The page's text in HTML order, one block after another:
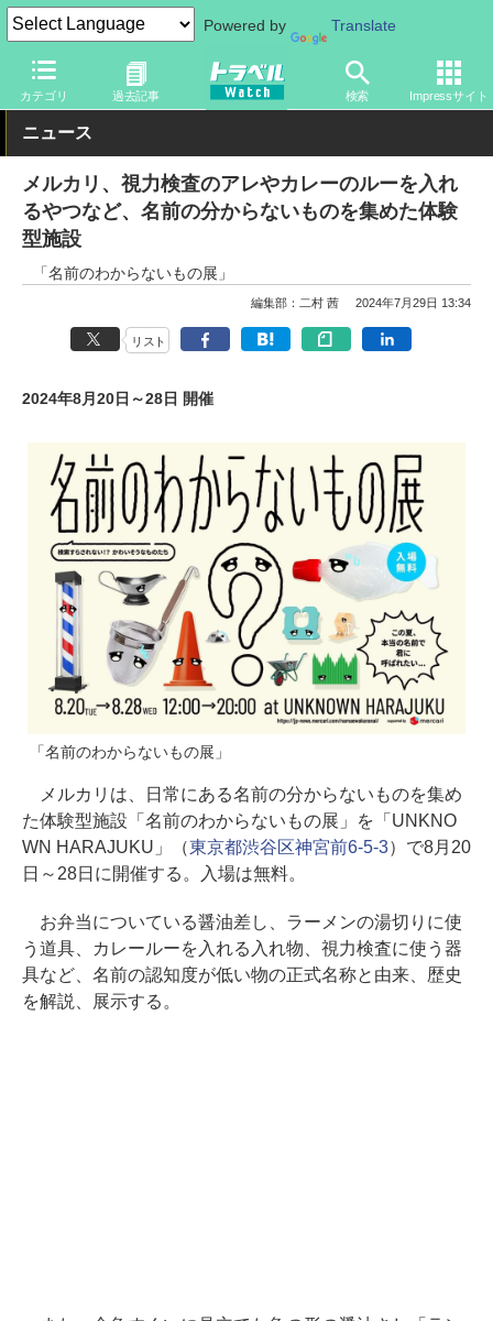
Powered by Translate
カテゴリ 過去記事 検索 Impressサイト
トラベル Watch 地域 国内旅行 東京
ニュース
メルカリ、視力検査のアレやカレーのルーを入れ
るやつなど、名前の分からないものを集めた体験
型施設
「名前のわからないもの展」
編集部：二村 茜 2024年7月29日 13:34
リスト
2024年8月20日～28日 開催
「名前のわからないもの展」
メルカリは、日常にある名前の分からないものを集め
た体験型施設「名前のわからないもの展」を「UNKNO
WN HARAJUKU」（東京都渋谷区神宮前6-5-3）で8月20
日～28日に開催する。入場は無料。
お弁当についている醤油差し、ラーメンの湯切りに使
う道具、カレールーを入れる入れ物、視力検査に使う器
具など、名前の認知度が低い物の正式名称と由来、歴史
を解説、展示する。